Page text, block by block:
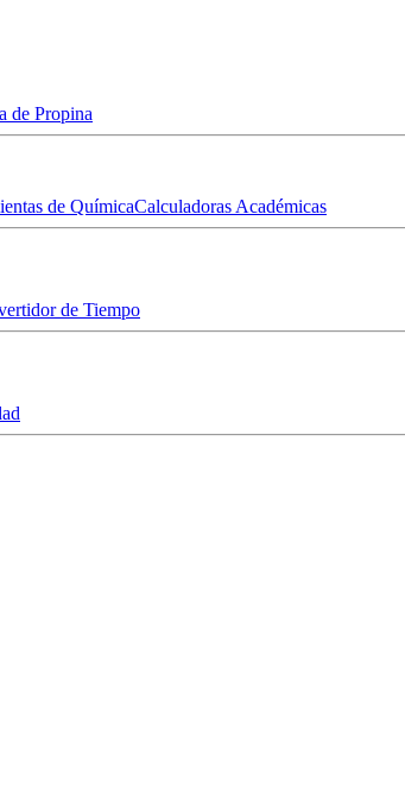
de Propina
de QuímicaCalculadoras Académicas
de Tiempo